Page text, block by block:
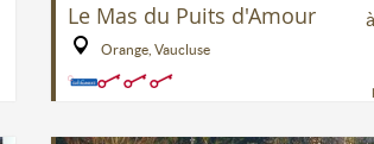
Le Mas du Puits d'Amour
Orange, Vaucluse